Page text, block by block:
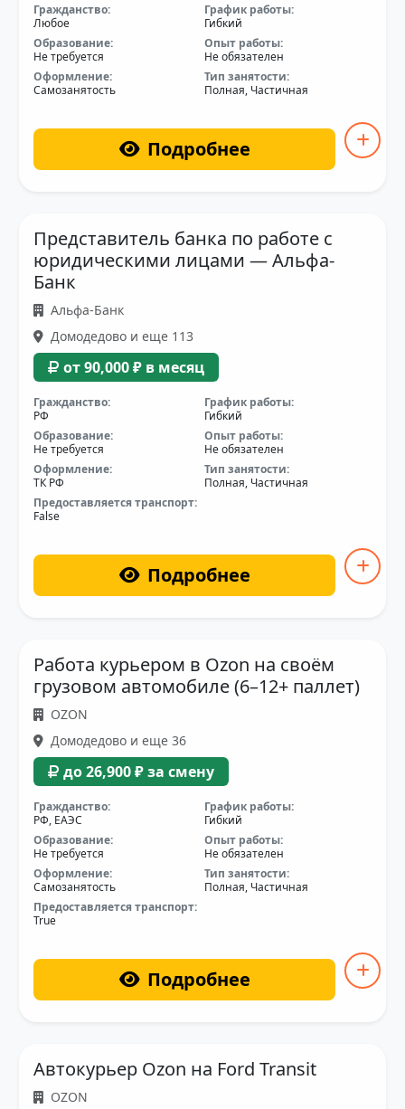
Гражданство:
Любое
График работы:
Гибкий
Образование:
Не требуется
Опыт работы:
Не обязателен
Оформление:
Самозанятость
Тип занятости:
Полная, Частичная
Подробнее
Представитель банка по работе с
юридическими лицами — Альфа-
Банк
Альфа-Банк
Домодедово и еще 113
от 90,000 ₽ в месяц
Гражданство:
РФ
График работы:
Гибкий
Образование:
Не требуется
Опыт работы:
Не обязателен
Оформление:
ТК РФ
Тип занятости:
Полная, Частичная
Предоставляется транспорт:
False
Подробнее
Работа курьером в Ozon на своём
грузовом автомобиле (6–12+ паллет)
OZON
Домодедово и еще 36
до 26,900 ₽ за смену
Гражданство:
РФ, ЕАЭС
График работы:
Гибкий
Образование:
Не требуется
Опыт работы:
Не обязателен
Оформление:
Самозанятость
Тип занятости:
Полная, Частичная
Предоставляется транспорт:
True
Подробнее
Автокурьер Ozon на Ford Transit
OZON